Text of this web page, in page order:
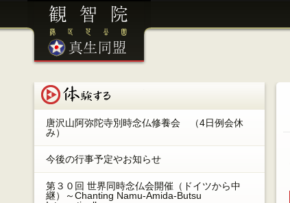
唐沢山阿弥陀寺別時念仏修養会 （4日例会休
み）
今後の行事予定やお知らせ
第３０回 世界同時念仏会開催（ドイツから中
継）～Chanting Namu-Amida-Butsu